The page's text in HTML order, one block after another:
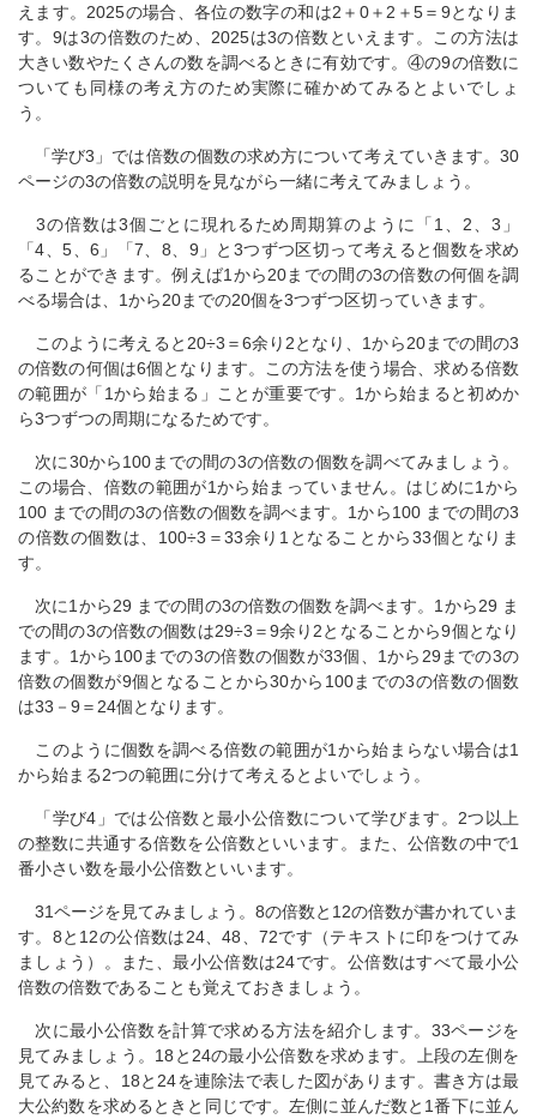
えます。2025の場合、各位の数字の和は2＋0＋2＋5＝9となりま
す。9は3の倍数のため、2025は3の倍数といえます。この方法は
大きい数やたくさんの数を調べるときに有効です。④の9の倍数に
ついても同様の考え方のため実際に確かめてみるとよいでしょ
う。
「学び3」では倍数の個数の求め方について考えていきます。30
ページの3の倍数の説明を見ながら一緒に考えてみましょう。
3の倍数は3個ごとに現れるため周期算のように「1、2、3」
「4、5、6」「7、8、9」と3つずつ区切って考えると個数を求め
ることができます。例えば1から20までの間の3の倍数の何個を調
べる場合は、1から20までの20個を3つずつ区切っていきます。
このように考えると20÷3＝6余り2となり、1から20までの間の3
の倍数の何個は6個となります。この方法を使う場合、求める倍数
の範囲が「1から始まる」ことが重要です。1から始まると初めか
ら3つずつの周期になるためです。
次に30から100までの間の3の倍数の個数を調べてみましょう。
この場合、倍数の範囲が1から始まっていません。はじめに1から
100 までの間の3の倍数の個数を調べます。1から100 までの間の3
の倍数の個数は、100÷3＝33余り1となることから33個となりま
す。
次に1から29 までの間の3の倍数の個数を調べます。1から29 ま
での間の3の倍数の個数は29÷3＝9余り2となることから9個となり
ます。1から100までの3の倍数の個数が33個、1から29までの3の
倍数の個数が9個となることから30から100までの3の倍数の個数
は33－9＝24個となります。
このように個数を調べる倍数の範囲が1から始まらない場合は1
から始まる2つの範囲に分けて考えるとよいでしょう。
「学び4」では公倍数と最小公倍数について学びます。2つ以上
の整数に共通する倍数を公倍数といいます。また、公倍数の中で1
番小さい数を最小公倍数といいます。
31ページを見てみましょう。8の倍数と12の倍数が書かれていま
す。8と12の公倍数は24、48、72です（テキストに印をつけてみ
ましょう）。また、最小公倍数は24です。公倍数はすべて最小公
倍数の倍数であることも覚えておきましょう。
次に最小公倍数を計算で求める方法を紹介します。33ページを
見てみましょう。18と24の最小公倍数を求めます。上段の左側を
見てみると、18と24を連除法で表した図があります。書き方は最
大公約数を求めるときと同じです。左側に並んだ数と1番下に並ん